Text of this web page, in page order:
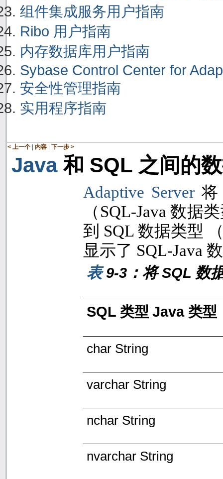
组件集成服务用户指南
Ribo 用户指南
内存数据库用户指南
Sybase Control Center for
安全性管理指南
实用程序指南
< 上一个 | 内容 | 下一步 >
Java 和 SQL 之间的
Adaptive Server
（ SQL-Java数据
到 SQL数据类型
显示了 SQL-Java
表9-3：将SQL 数
SQL 类型 Java 类型
char String
varchar String
nchar String
nvarchar String